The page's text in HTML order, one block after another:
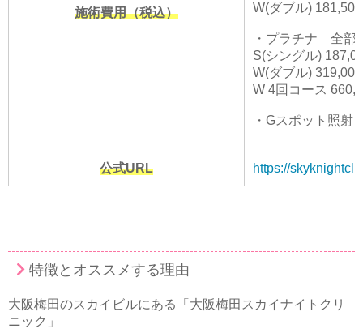
施術費用（税込）
W(ダブル)
・プラチナ 全部
S(シングル)
W(ダブル)
W 4回コース
・Gスポット照射
公式URL https://
特徴とオススメする理由
大阪梅田のスカイビルにある「大阪梅田スカイナイトクリ
ニック」